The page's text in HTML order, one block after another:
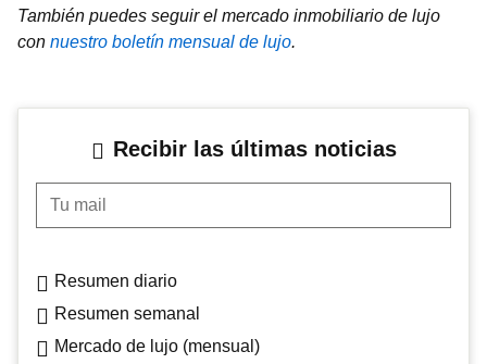
También puedes seguir el mercado inmobiliario de lujo
con nuestro boletín mensual de lujo.
Recibir las últimas noticias
Tu mail
Resumen diario
Resumen semanal
Mercado de lujo (mensual)